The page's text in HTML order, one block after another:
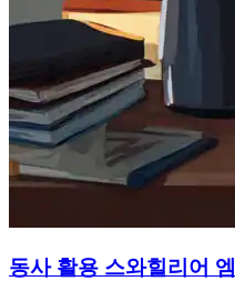
동사 활용 스와힐리어 엠